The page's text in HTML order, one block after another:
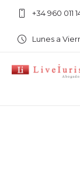
+34 960 011
Lunes a